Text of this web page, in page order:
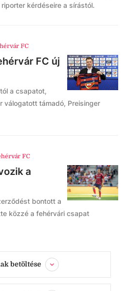
kérdéseire a sírástól.
FC
FC új
a csapatot,
válogatott támadó, Preisinger
FC
a
bontott a
közzé a fehérvári csapat
betöltése